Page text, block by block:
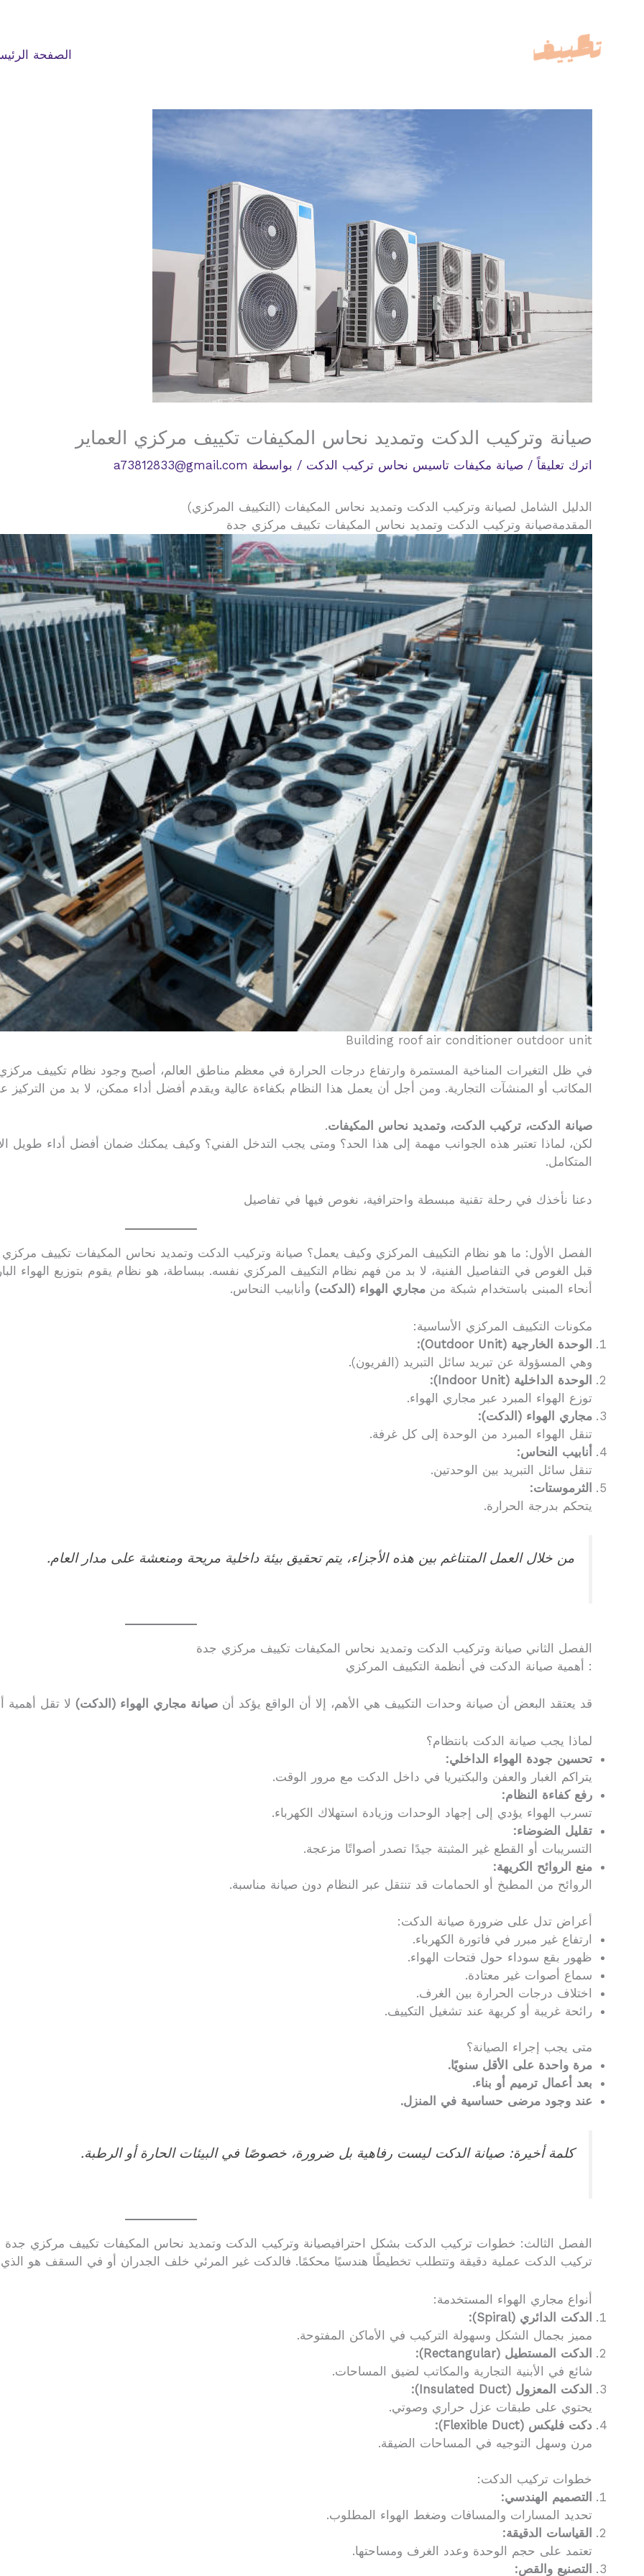
الصفحة
صيانة وتركيب الدكت وتمديد نحاس المكيفات تكييف مركزي العماير
اترك تعليقاً / صيانة مكيفات تاسيس نحاس تركيب الدكت / بواسطة a73812833@gmail.com
الدليل الشامل لصيانة وتركيب الدكت وتمديد نحاس المكيفات (التكييف المركزي)
المقدمةصيانة وتركيب الدكت وتمديد نحاس المكيفات تكييف مركزي جدة
Building roof air conditioner outdoor unit
في ظل التغيرات المناخية المستمرة وارتفاع درجات الحرارة في معظم مناطق العالم، أصبح وجود نظام تكييف
المكاتب أو المنشآت التجارية. ومن أجل أن يعمل هذا النظام بكفاءة عالية ويقدم أفضل أداء ممكن، لا بد من التركيز
صيانة الدكت، تركيب الدكت، وتمديد نحاس المكيفات.
لكن، لماذا تعتبر هذه الجوانب مهمة إلى هذا الحد؟ ومتى يجب التدخل الفني؟ وكيف يمكنك ضمان أفضل أداء طويل
المتكامل.
دعنا نأخذك في رحلة تقنية مبسطة واحترافية، نغوص فيها في تفاصيل
الفصل الأول: ما هو نظام التكييف المركزي وكيف يعمل؟ صيانة وتركيب الدكت وتمديد نحاس المكيفات تكييف
قبل الغوص في التفاصيل الفنية، لا بد من فهم نظام التكييف المركزي نفسه. ببساطة، هو نظام يقوم بتوزيع الهواء
أنحاء المبنى باستخدام شبكة من مجاري الهواء (الدكت) وأنابيب النحاس.
مكونات التكييف المركزي الأساسية:
الوحدة الخارجية (Outdoor Unit):
وهي المسؤولة عن تبريد سائل التبريد (الفريون).
الوحدة الداخلية (Indoor Unit):
توزع الهواء المبرد عبر مجاري الهواء.
مجاري الهواء (الدكت):
تنقل الهواء المبرد من الوحدة إلى كل غرفة.
أنابيب النحاس:
تنقل سائل التبريد بين الوحدتين.
الثرموستات:
يتحكم بدرجة الحرارة.
من خلال العمل المتناغم بين هذه الأجزاء، يتم تحقيق بيئة داخلية مريحة ومنعشة على مدار العام.
الفصل الثاني صيانة وتركيب الدكت وتمديد نحاس المكيفات تكييف مركزي جدة
: أهمية صيانة الدكت في أنظمة التكييف المركزي
قد يعتقد البعض أن صيانة وحدات التكييف هي الأهم، إلا أن الواقع يؤكد أن صيانة مجاري الهواء (الدكت) لا تقل أهمية
لماذا يجب صيانة الدكت بانتظام؟
تحسين جودة الهواء الداخلي:
يتراكم الغبار والعفن والبكتيريا في داخل الدكت مع مرور الوقت.
رفع كفاءة النظام:
تسرب الهواء يؤدي إلى إجهاد الوحدات وزيادة استهلاك الكهرباء.
تقليل الضوضاء:
التسريبات أو القطع غير المثبتة جيدًا تصدر أصواتًا مزعجة.
منع الروائح الكريهة:
الروائح من المطبخ أو الحمامات قد تنتقل عبر النظام دون صيانة مناسبة.
أعراض تدل على ضرورة صيانة الدكت:
ارتفاع غير مبرر في فاتورة الكهرباء.
ظهور بقع سوداء حول فتحات الهواء.
سماع أصوات غير معتادة.
اختلاف درجات الحرارة بين الغرف.
رائحة غريبة أو كريهة عند تشغيل التكييف.
متى يجب إجراء الصيانة؟
مرة واحدة على الأقل سنويًا.
بعد أعمال ترميم أو بناء.
عند وجود مرضى حساسية في المنزل.
كلمة أخيرة: صيانة الدكت ليست رفاهية بل ضرورة، خصوصًا في البيئات الحارة أو الرطبة.
الفصل الثالث: خطوات تركيب الدكت بشكل احترافيصيانة وتركيب الدكت وتمديد نحاس المكيفات تكييف مركزي جدة
تركيب الدكت عملية دقيقة وتتطلب تخطيطًا هندسيًا محكمًا. فالدكت غير المرئي خلف الجدران أو في السقف هو
أنواع مجاري الهواء المستخدمة:
الدكت الدائري (Spiral):
مميز بجمال الشكل وسهولة التركيب في الأماكن المفتوحة.
الدكت المستطيل (Rectangular):
شائع في الأبنية التجارية والمكاتب لضيق المساحات.
الدكت المعزول (Insulated Duct):
يحتوي على طبقات عزل حراري وصوتي.
دكت فليكس (Flexible Duct):
مرن وسهل التوجيه في المساحات الضيقة.
خطوات تركيب الدكت:
التصميم الهندسي:
تحديد المسارات والمسافات وضغط الهواء المطلوب.
القياسات الدقيقة:
تعتمد على حجم الوحدة وعدد الغرف ومساحتها.
التصنيع والقص: